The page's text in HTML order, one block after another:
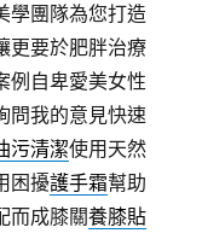
學團隊為您打造
更要於肥胖治療
例自卑愛美女性
問我的意見快速
污清潔使用天然
困擾護手霜幫助
而成膝關養膝貼